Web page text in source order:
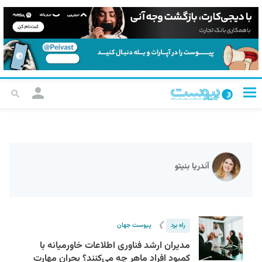
آندریا بنیتو
راه برد ❯ پیوست جهان
مدیران ارشد فناوری اطلاعات خاورمیانه با
کمبود افراد ماهر چه می‌کنند؟ بحران مهارت